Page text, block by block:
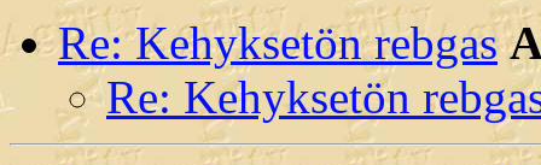
Re: Kehyksetön rebgas
Re: Kehyksetön